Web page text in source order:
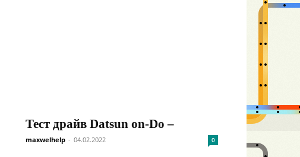
Тест драйв Datsun on-Do –
maxwelhelp - 04.02.2022 0